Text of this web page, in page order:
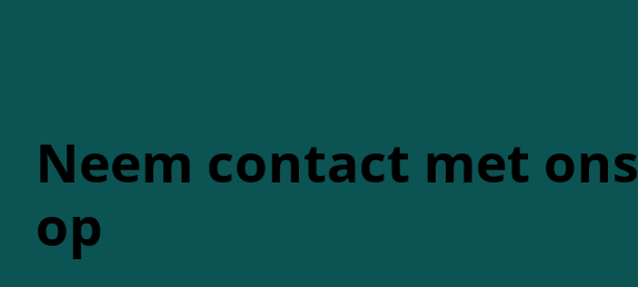
Neem contact met ons
op